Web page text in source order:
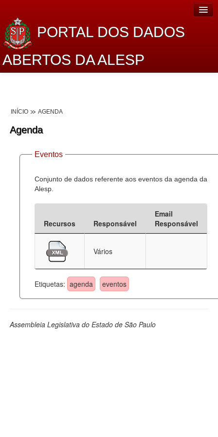
PORTAL DOS DADOS
ABERTOS DA ALESP
Lei de Acesso à Informação
Dados Governamentais Abertos
Planejamento
Catálogo de dados
Deputados Estaduais
Administração
Legislação
INÍCIO AGENDA
Agenda
Eventos
Conjunto de dados referente aos eventos da agenda da
Alesp.
Recursos Responsável
Email
Responsável
Vários
Etiquetas: agenda eventos
Assembleia Legislativa do Estado de São Paulo